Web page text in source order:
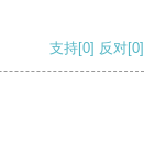
支持[0] 反对[0]